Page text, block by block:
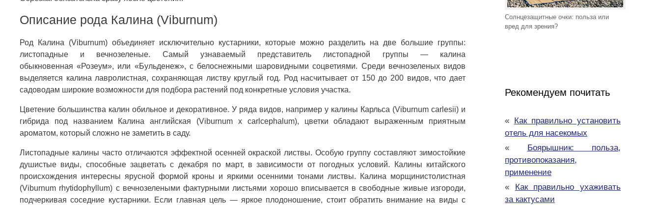
Описание рода Калина (Viburnum)
Род Калина (Viburnum) объединяет исключительно кустарники, которые можно разделить на две большие группы:
листопадные и вечнозеленые. Самый узнаваемый представитель листопадной группы — калина
обыкновенная «Розеум», или «Бульденеж», с белоснежными шаровидными соцветиями. Среди вечнозеленых видов
выделяется калина лавролистная, сохраняющая листву круглый год. Род насчитывает от 150 до 200 видов, что дает
садоводам широкие возможности для подбора растений под конкретные условия участка.
Цветение большинства калин обильное и декоративное. У ряда видов, например у калины Карльса (Viburnum carlesii) и
гибрида под названием Калина английская (Viburnum x carlcephalum), цветки обладают выраженным приятным
ароматом, который сложно не заметить в саду.
Листопадные калины часто отличаются эффектной осенней окраской листвы. Особую группу составляют зимостойкие
душистые виды, способные зацветать с декабря по март, в зависимости от погодных условий. Калины китайского
происхождения интересны ярусной формой кроны и яркими осенними тонами листвы. Калина морщинистолистная
(Viburnum rhytidophyllum) с вечнозелеными фактурными листьями хорошо вписывается в свободные живые изгороди,
подчеркивая соседние кустарники. Если главная цель — яркое плодоношение, стоит обратить внимание на виды с
Солнцезащитные очки: польза или
вред для зрения?
Рекомендуем почитать
«
Как правильно установить
отель для насекомых
«
Боярышник: польза,
противопоказания,
применение
«
Как правильно ухаживать
за кактусами